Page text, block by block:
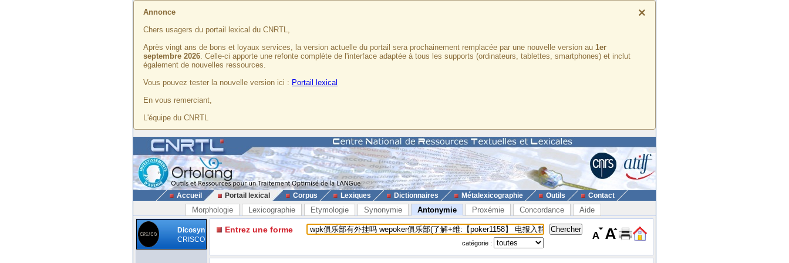
×
Annonce
Chers usagers du portail lexical du CNRTL,
Après vingt ans de bons et loyaux services, la version actuelle du portail sera prochainement remplacée par une nouvelle version au 1er
septembre 2026. Celle-ci apporte une refonte complète de l'interface adaptée à tous les supports (ordinateurs, tablettes, smartphones) et inclut
également de nouvelles ressources.
Vous pouvez tester la nouvelle version ici : Portail lexical
En vous remerciant,
L'équipe du CNRTL
Accueil Portail lexical Corpus Lexiques Dictionnaires Métalexicographie Outils Contact
Morphologie Lexicographie Etymologie Synonymie Antonymie Proxémie Concordance Aide
Dicosyn
CRISCO
Entrez une forme
catégorie :